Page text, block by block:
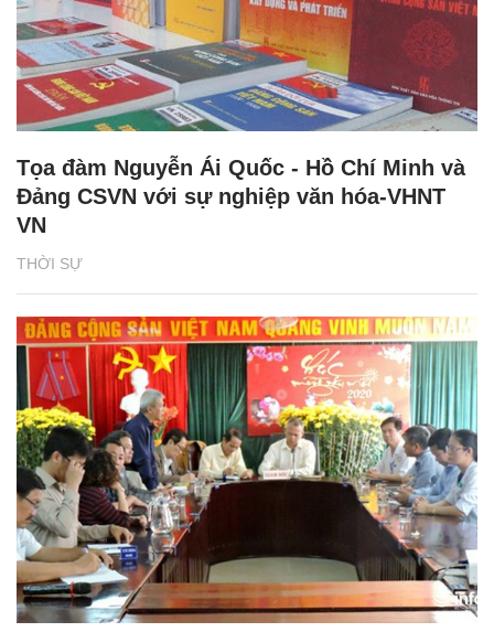
THỜI SỰ
Tọa đàm Nguyễn Ái Quốc - Hồ Chí Minh và
Đảng CSVN với sự nghiệp văn hóa-VHNT
VN